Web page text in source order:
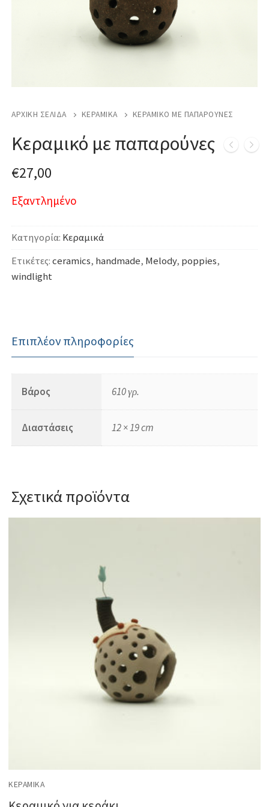
ΑΡΧΙΚΉ ΣΕΛΊΔΑ ΚΕΡΑΜΙΚΆ ΚΕΡΑΜΙΚΌ ΜΕ ΠΑΠΑΡΟΎΝΕΣ
Κεραμικό με παπαρούνες
€27,00
Εξαντλημένο
Κατηγορία: Κεραμικά
Ετικέτες:ceramics, handmade, Melody, poppies,
windlight
Επιπλέον πληροφορίες
Βάρος 610 γρ.
Διαστάσεις 12 × 19 cm
Σχετικά προϊόντα
ΚΕΡΑΜΙΚΆ